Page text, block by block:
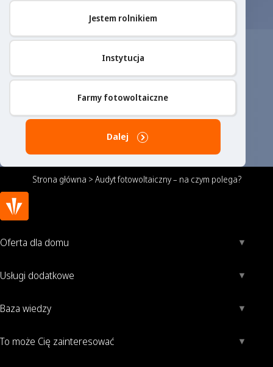
Jestem rolnikiem
Instytucja
Farmy fotowoltaiczne
Dalej
Strona główna > Audyt fotowoltaiczny – na czym polega?
Oferta dla domu
Usługi dodatkowe
Baza wiedzy
To może Cię zainteresować